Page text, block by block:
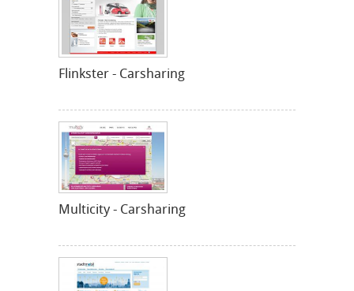
Flinkster - Carsharing
Multicity - Carsharing